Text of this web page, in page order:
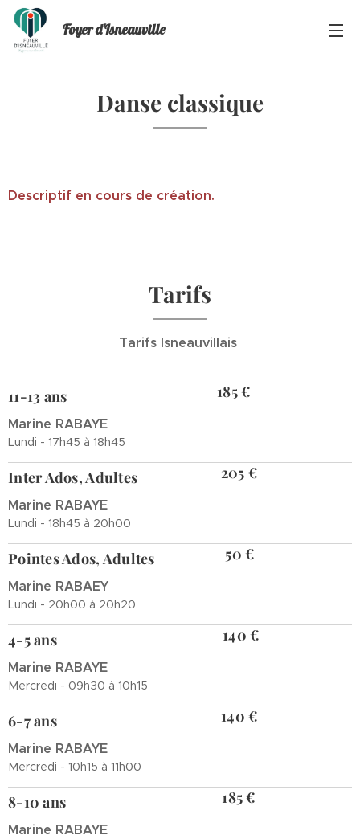
Foyer d'Isneauville
Danse classique
Descriptif en cours de création.
Tarifs
Tarifs Isneauvillais
11-13 ans
Marine RABAYE
Lundi - 17h45 à 18h45
185 €
Inter Ados, Adultes
Marine RABAYE
Lundi - 18h45 à 20h00
205 €
Pointes Ados, Adultes
Marine RABAEY
Lundi - 20h00 à 20h20
50 €
4-5 ans
Marine RABAYE
Mercredi - 09h30 à 10h15
140 €
6-7 ans
Marine RABAYE
Mercredi - 10h15 à 11h00
140 €
8-10 ans
Marine RABAYE
185 €